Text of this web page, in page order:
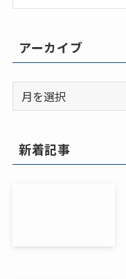
アーカイブ
ー
イ
ブ
新着記事